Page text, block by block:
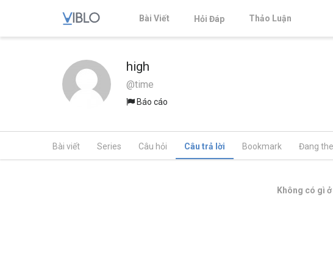
Bài Viết Hỏi Đáp Thảo Luận
high
@time
Báo cáo
Bài viết Series Câu hỏi Câu trả lời Bookmark Đang
Không có gì